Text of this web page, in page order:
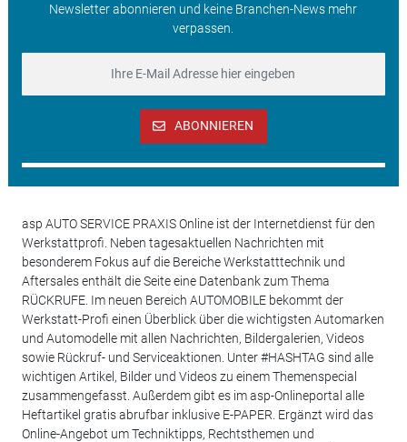
Newsletter abonnieren und keine Branchen-News mehr
verpassen.
ABONNIEREN
asp AUTO SERVICE PRAXIS Online ist der Internetdienst für den
Werkstattprofi. Neben tagesaktuellen Nachrichten mit
besonderem Fokus auf die Bereiche Werkstatttechnik und
Aftersales enthält die Seite eine Datenbank zum Thema
RÜCKRUFE. Im neuen Bereich AUTOMOBILE bekommt der
Werkstatt-Profi einen Überblick über die wichtigsten Automarken
und Automodelle mit allen Nachrichten, Bildergalerien, Videos
sowie Rückruf- und Serviceaktionen. Unter #HASHTAG sind alle
wichtigen Artikel, Bilder und Videos zu einem Themenspecial
zusammengefasst. Außerdem gibt es im asp-Onlineportal alle
Heftartikel gratis abrufbar inklusive E-PAPER. Ergänzt wird das
Online-Angebot um Techniktipps, Rechtsthemen und